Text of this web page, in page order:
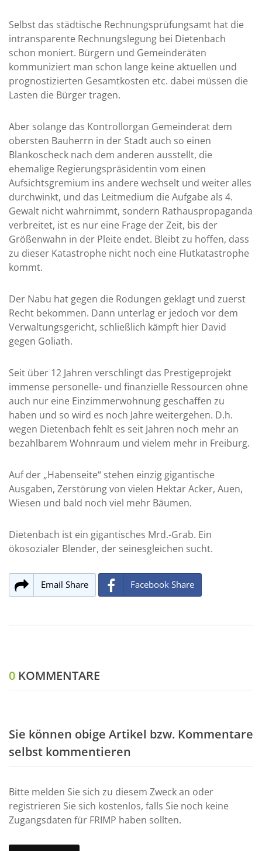
Selbst das städtische Rechnungsprüfungsamt hat die
intransparente Rechnungslegung bei Dietenbach
schon moniert. Bürgern und Gemeinderäten
kommuniziert man schon lange keine aktuellen und
prognostizierten Gesamtkosten etc. dabei müssen die
Lasten die Bürger tragen.
Aber solange das Kontrollorgan Gemeinderat dem
obersten Bauherrn in der Stadt auch so einen
Blankoscheck nach dem anderen ausstellt, die
ehemalige Regierungspräsidentin vom einen
Aufsichtsgremium ins andere wechselt und weiter alles
durchwinkt, und das Leitmedium die Aufgabe als 4.
Gewalt nicht wahrnimmt, sondern Rathauspropaganda
verbreitet, ist es nur eine Frage der Zeit, bis der
Größenwahn in der Pleite endet. Bleibt zu hoffen, dass
zu dieser Katastrophe nicht noch eine Flutkatastrophe
kommt.
Der Nabu hat gegen die Rodungen geklagt und zuerst
Recht bekommen. Dann unterlag er jedoch vor dem
Verwaltungsgericht, schließlich kämpft hier David
gegen Goliath.
Seit über 12 Jahren verschlingt das Prestigeprojekt
immense personelle- und finanzielle Ressourcen ohne
auch nur eine Einzimmerwohnung geschaffen zu
haben und so wird es noch Jahre weitergehen. D.h.
wegen Dietenbach fehlt es seit Jahren noch mehr an
bezahlbarem Wohnraum und vielem mehr in Freiburg.
Auf der „Habenseite“ stehen einzig gigantische
Ausgaben, Zerstörung von vielen Hektar Acker, Auen,
Wiesen und bald noch viel mehr Bäumen.
Dietenbach ist ein gigantisches Mrd.-Grab. Ein
ökosozialer Blender, der seinesgleichen sucht.
Email Share Facebook Share
0 KOMMENTARE
Sie können obige Artikel bzw. Kommentare
selbst kommentieren
Bitte melden Sie sich zu diesem Zweck an oder
registrieren Sie sich kostenlos, falls Sie noch keine
Zugangsdaten für FRIMP haben sollten.